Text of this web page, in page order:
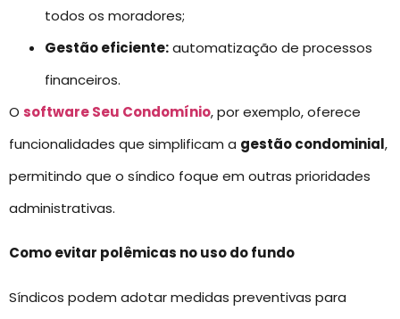
todos os moradores;
Gestão eficiente:automatização de processos
financeiros.
O software Seu Condomínio, por exemplo, oferece
funcionalidades que simplificam a gestão condominial,
permitindo que o síndico foque em outras prioridades
administrativas.
Como evitar polêmicas no uso do fundo
Síndicos podem adotar medidas preventivas para